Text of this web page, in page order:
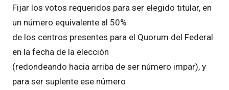
Fijar los votos requeridos para ser elegido titular, en
un número equivalente al 50%
de los centros presentes para el Quorum del Federal
en la fecha de la elección
(redondeando hacia arriba de ser número impar), y
para ser suplente ese número